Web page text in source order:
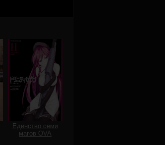
Единство семи
магов OVA